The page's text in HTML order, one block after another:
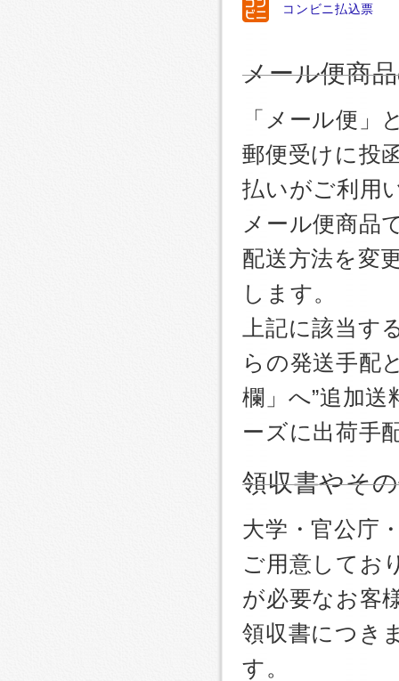
コンビニ払込票
メール便商
「メール便」
郵便受けに投
払いがご利用
メール便商品
配送方法を変
します。
上記に該当
らの発送手配
欄」へ”追加
ーズに出荷手
領収書やそ
大学・官公庁
ご用意してお
が必要なお客
領収書につき
す。